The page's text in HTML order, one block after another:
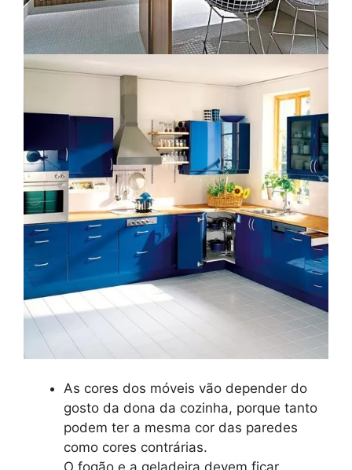
As cores dos móveis vão depender do
gosto da dona da cozinha, porque tanto
podem ter a mesma cor das paredes
como cores contrárias.